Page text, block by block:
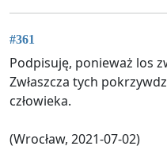
#361
Podpisuję, ponieważ los
Zwłaszcza tych
człowieka.
(Wrocław, 2021-07-02)